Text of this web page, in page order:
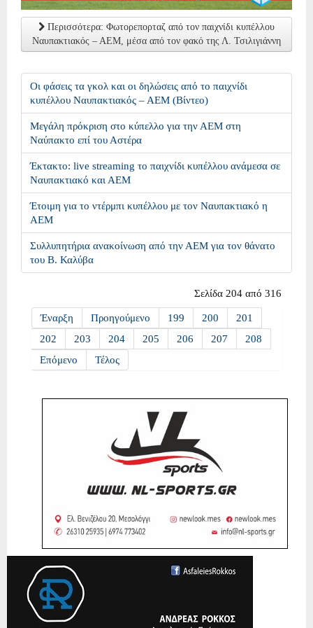
Περισσότερα: Φωτορεπορταζ από τον παιχνίδι κυπέλλου
Ναυπακτιακός – ΑΕΜ, μέσα από τον φακό της Λ. Τσιλιγιάννη
Οι φάσεις τα γκολ και οι δηλώσεις από το παιχνίδι
κυπέλλου Ναυπακτιακός – ΑΕΜ (Βίντεο)
Μεγάλη πρόκριση στο κύπελλο για την ΑΕΜ στη
Ναύπακτο επί του Αστέρα
Έκτακτο: live streaming το παιχνίδι κυπέλλου ανάμεσα σε
Ναυπακτιακό και ΑΕΜ
Έτοιμη για το ντέρμπι κυπέλλου με τον Ναυπακτιακό η
ΑΕΜ
Συλλυπητήρια ανακοίνωση από την ΑΕΜ για τον θάνατο
του Β. Καλύβα
Σελίδα 204 από 316
Έναρξη Προηγούμενο 199 200
201
202
203 204 205 206 207
208
Επόμενο
Τέλος